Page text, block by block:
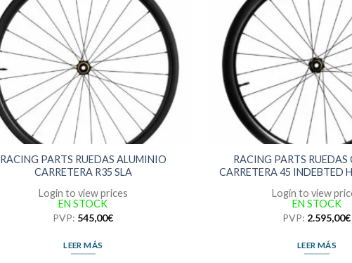
RACING PARTS RUEDAS ALUMINIO
CARRETERA R35 SLA
Login to view prices
EN STOCK
PVP: 545,00€
LEER MÁS
RACING PARTS RUEDAS
CARRETERA 45 INDEBTED
Login to view
EN STOCK
PVP: 2.595,00€
LEER MÁS